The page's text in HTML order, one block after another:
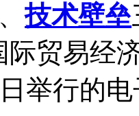
技术壁垒
际贸易经
举行的